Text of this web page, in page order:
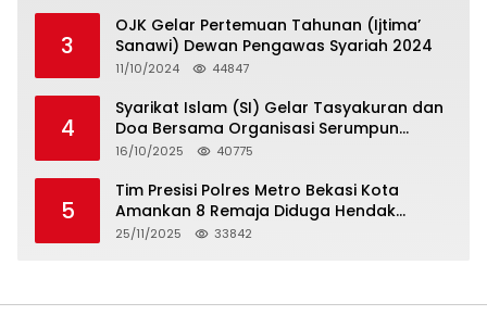
3
OJK Gelar Pertemuan Tahunan (Ijtima’
Sanawi) Dewan Pengawas Syariah 2024
11/10/2024 44847
4
Syarikat Islam (SI) Gelar Tasyakuran dan
Doa Bersama Organisasi Serumpun
Syarikat Islam Doa
16/10/2025 40775
5
Tim Presisi Polres Metro Bekasi Kota
Amankan 8 Remaja Diduga Hendak
Tawuran
25/11/2025 33842